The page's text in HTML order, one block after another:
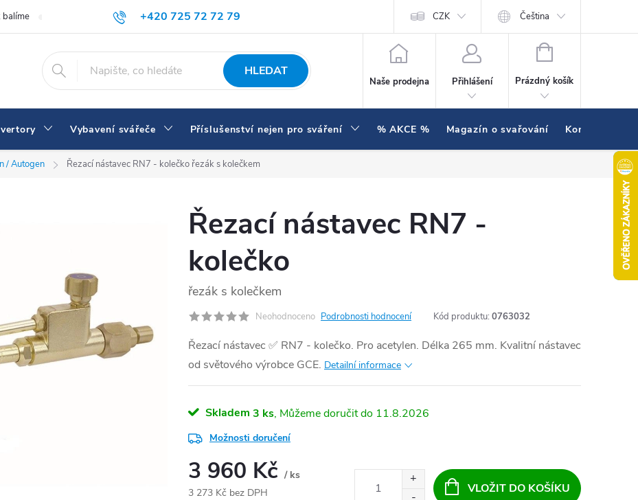
+420 725 72 72 79
eshop@svarecikukla.cz
balíme Doprava a platba Proč nakupovat u nás Hodnocení obchodu
CZK Čeština
HLEDAT
Naše prodejna Přihlášení
NÁKUPNÍ KOŠÍK
Prázdný košík
Vybavení svářeče Příslušenství nejen pro sváření % AKCE % Magazín o svařování Kontakty
/ Autogen Řezací nástavec RN7 - kolečko řezák s kolečkem
Řezací nástavec RN7 -
kolečko
řezák s kolečkem
Neohodnoceno Podrobnosti hodnocení Kód produktu: 0763032
Řezací nástavec ✅ RN7 - kolečko. Pro acetylen. Délka 265 mm. Kvalitní nástavec
od světového výrobce GCE. Detailní informace
Skladem 3 ks 11.8.2026
Možnosti doručení
3 960 Kč / ks
3 273 Kč bez DPH
VLOŽIT DO KOŠÍKU